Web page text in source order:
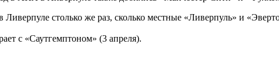
столько же раз, сколько местные «Ливерпуль» и
с «Саутгемптоном» (3 апреля).